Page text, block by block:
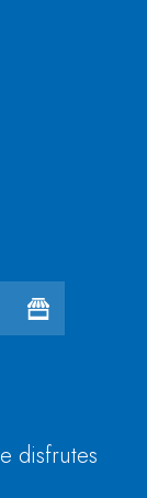
disfrutes